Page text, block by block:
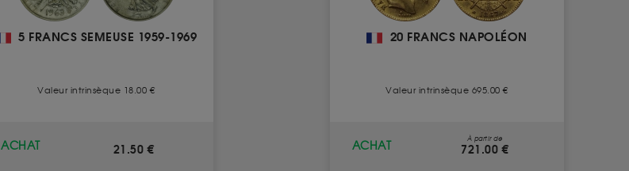
5 FRANCS SEMEUSE 1959-1969
Valeur intrinsèque 18.00 €
ACHAT 21.50 €
20 FRANCS NAPOLÉON
Valeur intrinsèque 695.00 €
ACHAT
À partir de
721.00 €